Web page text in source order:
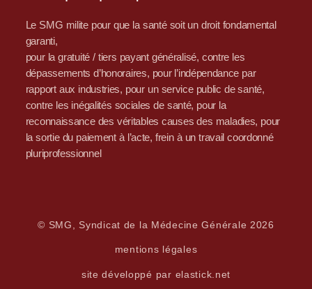
Le SMG milite pour que la santé soit un droit fondamental
garanti,
pour la gratuité / tiers payant généralisé, contre les
dépassements d’honoraires, pour l’indépendance par
rapport aux industries, pour un service public de santé,
contre les inégalités sociales de santé, pour la
reconnaissance des véritables causes des maladies, pour
la sortie du paiement à l’acte, frein à un travail coordonné
pluriprofessionnel
© SMG, Syndicat de la Médecine Générale 2026
mentions légales
site développé par elastick.net